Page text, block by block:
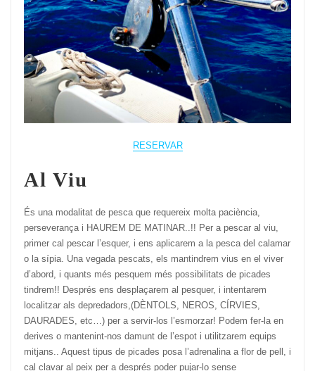
RESERVAR
Al Viu
És una modalitat de pesca que requereix molta paciència,
perseverança i HAUREM DE MATINAR..!! Per a pescar al viu,
primer cal pescar l’esquer, i ens aplicarem a la pesca del calamar
o la sípia. Una vegada pescats, els mantindrem vius en el viver
d’abord, i quants més pesquem més possibilitats de picades
tindrem!! Després ens desplaçarem al pesquer, i intentarem
localitzar als depredadors,(DÈNTOLS, NEROS, CÍRVIES,
DAURADES, etc…) per a servir-los l’esmorzar! Podem fer-la en
derives o mantenint-nos damunt de l’espot i utilitzarem equips
mitjans.. Aquest tipus de picades posa l’adrenalina a flor de pell, i
cal clavar al peix per a després poder pujar-lo sense